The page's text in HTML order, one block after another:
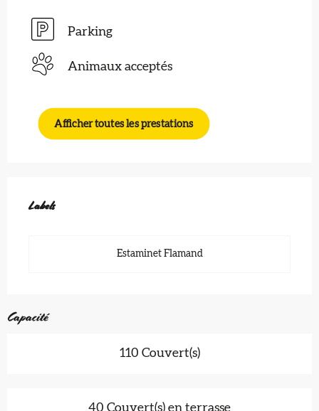
Parking
Animaux acceptés
Afficher toutes les prestations
Labels
Labels
Estaminet Flamand
Capacité
110 Couvert(s)
40 Couvert(s) en terrasse